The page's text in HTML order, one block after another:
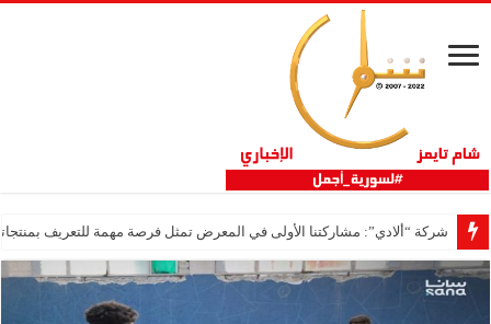
شركة “ألادي”: مشاركتنا الأولى في المعرض تمثل فرصة مهمة للتعريف